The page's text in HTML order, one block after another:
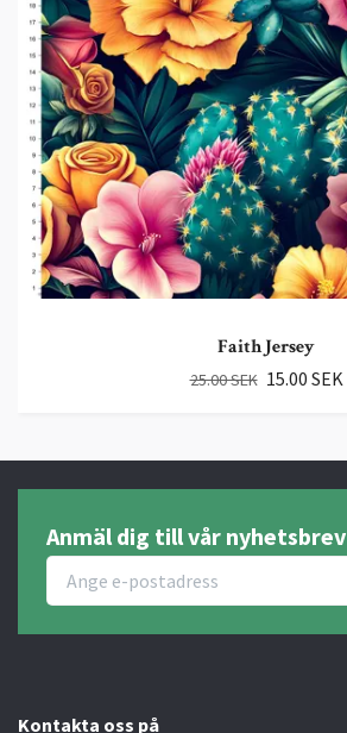
Faith Jersey
25.00 SEK 15.00 SEK
Anmäl dig till vår nyhetsbrev
Kontakta oss på